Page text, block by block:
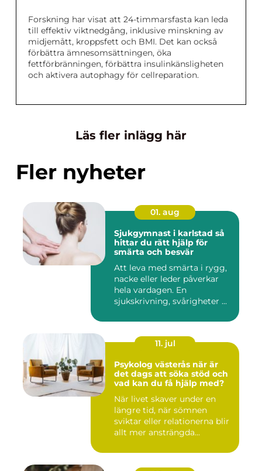
Forskning har visat att 24-timmarsfasta kan leda
till effektiv viktnedgång, inklusive minskning av
midjemått, kroppsfett och BMI. Det kan också
förbättra ämnesomsättningen, öka
fettförbränningen, förbättra insulinkänsligheten
och aktivera autophagy för cellreparation.
Läs fler inlägg här
Fler nyheter
01. aug
Sjukgymnast i karlstad så
hittar du rätt hjälp för
smärta och besvär
Att leva med smärta i rygg,
nacke eller leder påverkar
hela vardagen. En
sjukskrivning, svårigheter ...
11. jul
Psykolog västerås när är
det dags att söka stöd och
vad kan du få hjälp med?
När livet skaver under en
längre tid, när sömnen
sviktar eller relationerna blir
allt mer ansträngda...